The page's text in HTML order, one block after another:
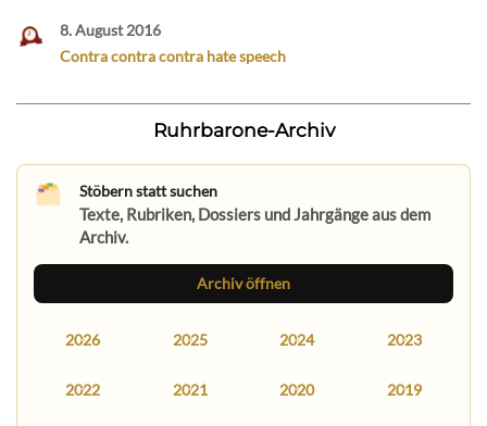
8. August 2016
Contra contra contra hate speech
Ruhrbarone-Archiv
Stöbern statt suchen
Texte, Rubriken, Dossiers und Jahrgänge aus dem
Archiv.
Archiv öffnen
2026 2025 2024 2023
2022 2021 2020 2019